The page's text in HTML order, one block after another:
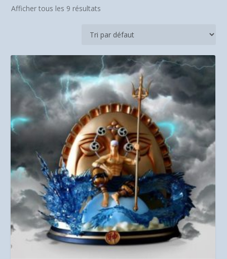
Afficher tous les 9 résultats